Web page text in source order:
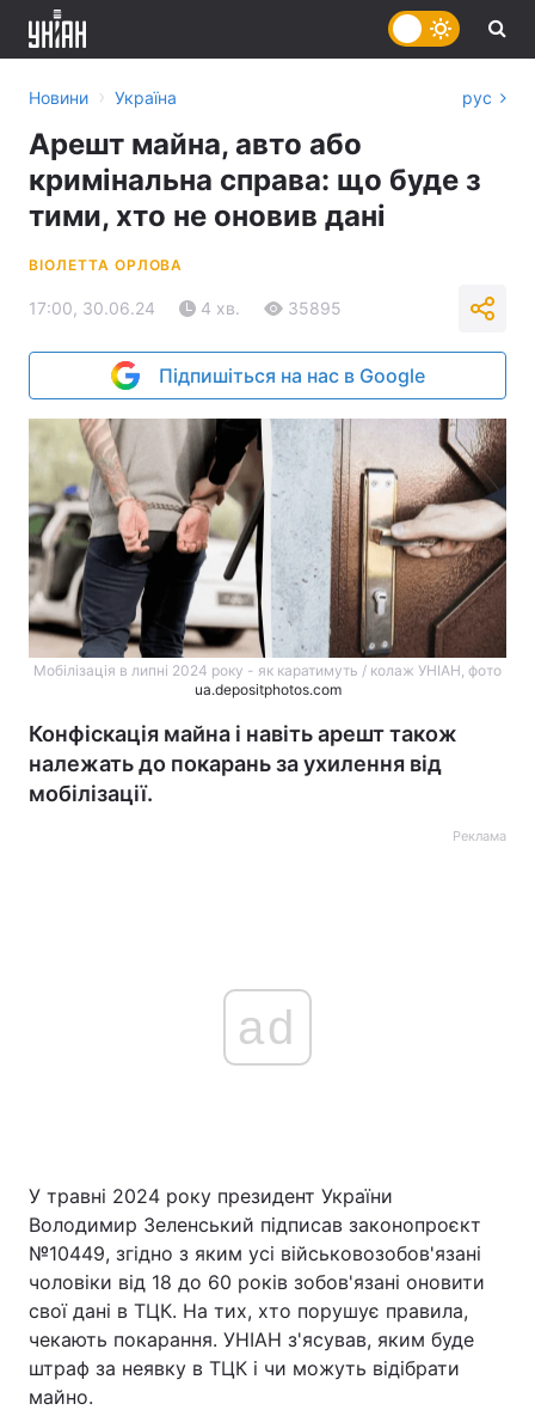
Україна Політика
Економіка Світ
Спорт Наука
Техно і зв'язок
Новини › Україна рус
Арешт майна, авто або
кримінальна справа: що буде з
тими, хто не оновив дані
ВІОЛЕТТА ОРЛОВА
17:00, 30.06.24 4 хв. 35895
Підпишіться на нас в Google
Мобілізація в липні 2024 року - як каратимуть / колаж УНІАН, фото
ua.depositphotos.com
Конфіскація майна і навіть арешт також
належать до покарань за ухилення від
мобілізації.
Реклама
ad
У травні 2024 року президент України
Володимир Зеленський підписав законопроєкт
№10449, згідно з яким усі військовозобов'язані
чоловіки від 18 до 60 років зобов'язані оновити
свої дані в ТЦК. На тих, хто порушує правила,
чекають покарання. УНІАН з'ясував, яким буде
штраф за неявку в ТЦК і чи можуть відібрати
майно.